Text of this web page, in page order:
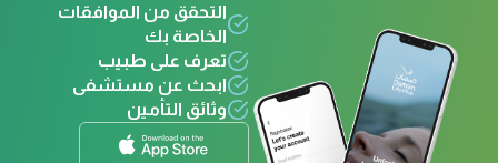
التحقق من الموافقات
الخاصة بك
تعرف على طبيب
ابحث عن مستشفى
وثائق التأمين